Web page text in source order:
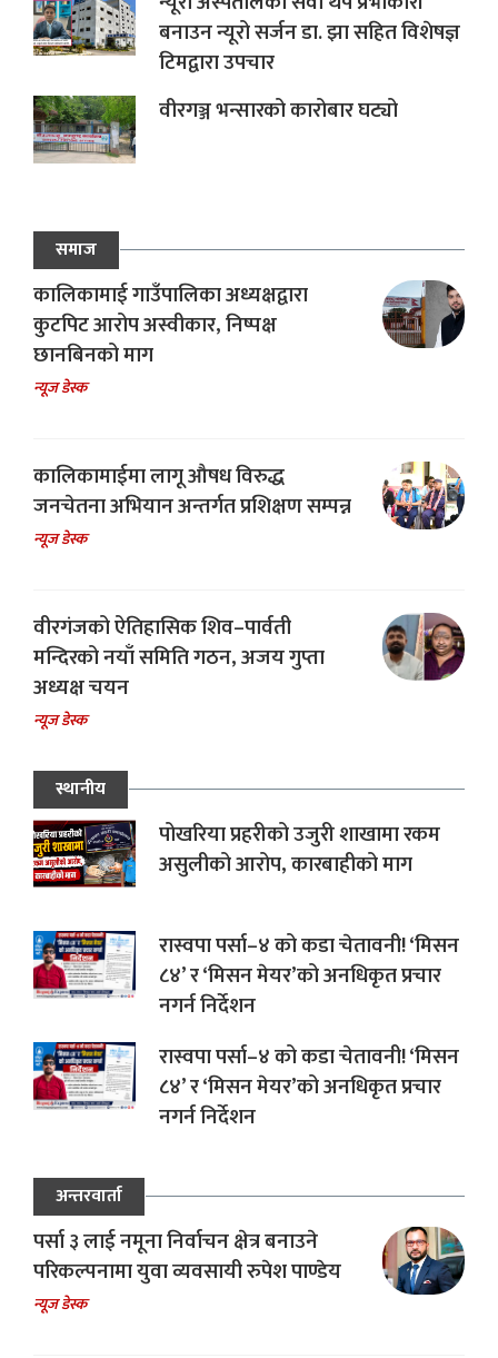
बनाउन न्यूरो सर्जन डा. झा सहित विशेषज्ञ
टिमद्वारा उपचार
वीरगञ्ज भन्सारको कारोबार घट्यो
समाज
कालिकामाई गाउँपालिका अध्यक्षद्वारा
कुटपिट आरोप अस्वीकार, निष्पक्ष
छानबिनको माग
न्यूज डेस्क
कालिकामाईमा लागू औषध विरुद्ध
जनचेतना अभियान अन्तर्गत प्रशिक्षण सम्पन्न
न्यूज डेस्क
वीरगंजको ऐतिहासिक शिव–पार्वती
मन्दिरको नयाँ समिति गठन, अजय गुप्ता
अध्यक्ष चयन
न्यूज डेस्क
स्थानीय
पोखरिया प्रहरीको उजुरी शाखामा रकम
असुलीको आरोप, कारबाहीको माग
रास्वपा पर्सा–४ को कडा चेतावनी! ‘मिसन
८४’ र ‘मिसन मेयर’को अनधिकृत प्रचार
नगर्न निर्देशन
रास्वपा पर्सा–४ को कडा चेतावनी! ‘मिसन
८४’ र ‘मिसन मेयर’को अनधिकृत प्रचार
नगर्न निर्देशन
अन्तरवार्ता
पर्सा ३ लाई नमूना निर्वाचन क्षेत्र बनाउने
परिकल्पनामा युवा व्यवसायी रुपेश पाण्डेय
न्यूज डेस्क